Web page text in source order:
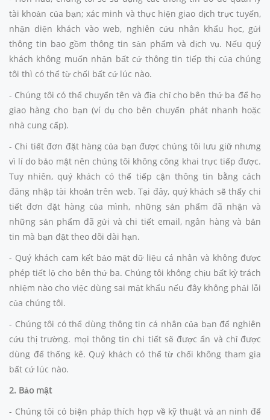
tài khoản của bạn; xác minh và thực hiện giao dịch trực tuyến,
nhận diện khách vào web, nghiên cứu nhân khẩu học, gửi
thông tin bao gồm thông tin sản phẩm và dịch vụ. Nếu quý
khách không muốn nhận bất cứ thông tin tiếp thị của chúng
tôi thì có thể từ chối bất cứ lúc nào.
- Chúng tôi có thể chuyển tên và địa chỉ cho bên thứ ba để họ
giao hàng cho bạn (ví dụ cho bên chuyển phát nhanh hoặc
nhà cung cấp).
- Chi tiết đơn đặt hàng của bạn được chúng tôi lưu giữ nhưng
vì lí do bảo mật nên chúng tôi không công khai trực tiếp được.
Tuy nhiên, quý khách có thể tiếp cận thông tin bằng cách
đăng nhập tài khoản trên web. Tại đây, quý khách sẽ thấy chi
tiết đơn đặt hàng của mình, những sản phẩm đã nhận và
những sản phẩm đã gửi và chi tiết email, ngân hàng và bản
tin mà bạn đặt theo dõi dài hạn.
- Quý khách cam kết bảo mật dữ liệu cá nhân và không được
phép tiết lộ cho bên thứ ba. Chúng tôi không chịu bất kỳ trách
nhiệm nào cho việc dùng sai mật khẩu nếu đây không phải lỗi
của chúng tôi.
- Chúng tôi có thể dùng thông tin cá nhân của bạn để nghiên
cứu thị trường. mọi thông tin chi tiết sẽ được ẩn và chỉ được
dùng để thống kê. Quý khách có thể từ chối không tham gia
bất cứ lúc nào.
2. Bảo mật
- Chúng tôi có biện pháp thích hợp về kỹ thuật và an ninh để